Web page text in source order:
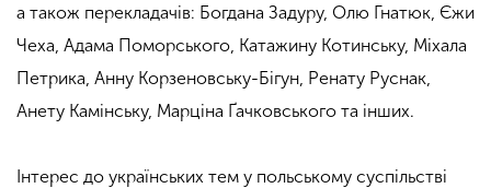
а також перекладачів: Богдана Задуру, Олю Гнатюк, Єжи
Чеха, Адама Поморського, Катажину Котинську, Міхала
Петрика, Анну Корзеновську-Бігун, Ренату Руснак,
Анету Камінську, Марціна Ґачковського та інших.
Інтерес до українських тем у польському суспільстві